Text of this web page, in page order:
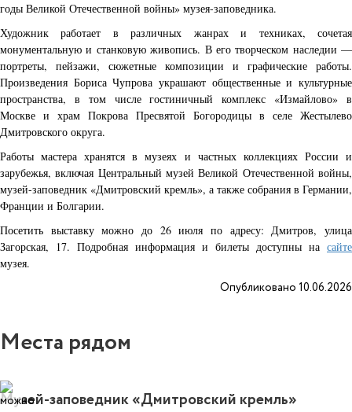
годы Великой Отечественной войны» музея-заповедника.
Художник работает в различных жанрах и техниках, сочетая
монументальную и станковую живопись. В его творческом наследии —
портреты, пейзажи, сюжетные композиции и графические работы.
Произведения Бориса Чупрова украшают общественные и культурные
пространства, в том числе гостиничный комплекс «Измайлово» в
Москве и храм Покрова Пресвятой Богородицы в селе Жестылево
Дмитровского округа.
Работы мастера хранятся в музеях и частных коллекциях России и
зарубежья, включая Центральный музей Великой Отечественной войны,
музей-заповедник «Дмитровский кремль», а также собрания в Германии,
Франции и Болгарии.
Посетить выставку можно до 26 июля по адресу: Дмитров, улица
Загорская, 17. Подробная информация и билеты доступны на сайте
музея.
Опубликовано 10.06.2026
Места рядом
Музей-заповедник «Дмитровский кремль»